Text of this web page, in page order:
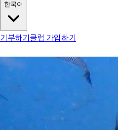
한국어
기부하기 클럽 가입하기